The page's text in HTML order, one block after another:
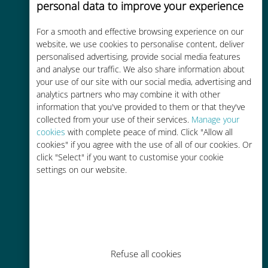
personal data to improve your experience
For a smooth and effective browsing experience on our
website, we use cookies to personalise content, deliver
personalised advertising, provide social media features
and analyse our traffic. We also share information about
your use of our site with our social media, advertising and
analytics partners who may combine it with other
information that you've provided to them or that they've
collected from your use of their services. Manage your
cookies with complete peace of mind. Click "Allow all
cookies" if you agree with the use of all of our cookies. Or
click "Select" if you want to customise your cookie
settings on our website.
Refuse all cookies
Custo-benefício
Até 90% mais barato do que as
tarifas de roaming de sua
operadora atual
Fácil recarga
Em qualquer lugar por meio do